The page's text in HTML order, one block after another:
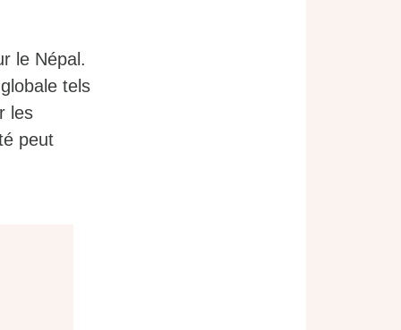
le Népal.
tels
les
peut